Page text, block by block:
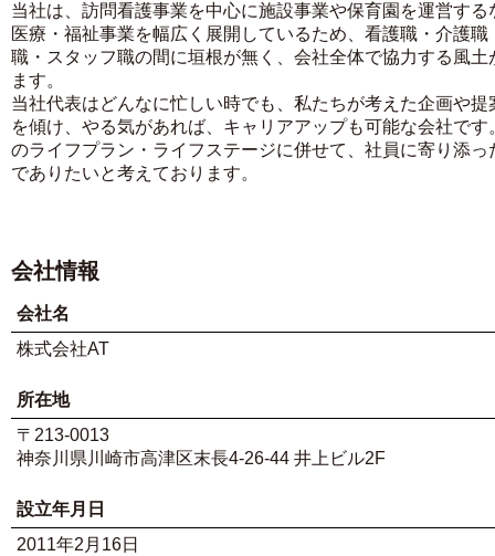
当社は、訪問看護事業を中心に施設事業や保育園を運営する
医療・福祉事業を幅広く展開しているため、看護職・介護職
職・スタッフ職の間に垣根が無く、会社全体で協力する風土
ます。
当社代表はどんなに忙しい時でも、私たちが考えた企画や提
を傾け、やる気があれば、キャリアアップも可能な会社です
のライフプラン・ライフステージに併せて、社員に寄り添っ
でありたいと考えております。
会社情報
会社名
株式会社AT
所在地
〒213-0013
神奈川県川崎市高津区末長4-26-44 井上ビル2F
設立年月日
2011年2月16日